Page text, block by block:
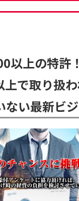
以上の特許！
で取り扱
ない最新ビジ